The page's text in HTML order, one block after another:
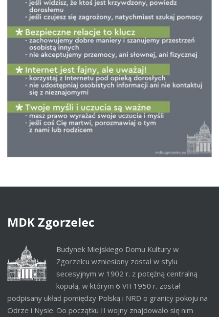
MDK Zgorzelec
Budynek Miejskiego Domu Kultury w
Zgorzelcu wzniesiony został w stylu
secesyjnym w 1902 r. z potężną centralną
kopułą, w którym 6 VII 1950 r. został
podpisany układ pomiędzy Polską i NRD o granicy pokoju na
Odrze i Nysie. Do początku II wojny znajdowało się nim